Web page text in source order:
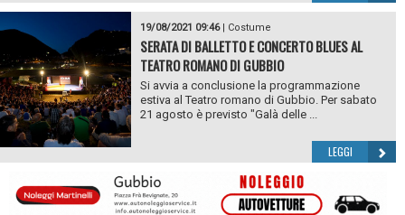
19/08/2021 09:46| Costume
SERATA DI BALLETTO E CONCERTO BLUES AL
TEATRO ROMANO DI GUBBIO
Si avvia a conclusione la programmazione
estiva al Teatro romano di Gubbio. Per sabato
21 agosto è previsto "Galà delle ...
LEGGI